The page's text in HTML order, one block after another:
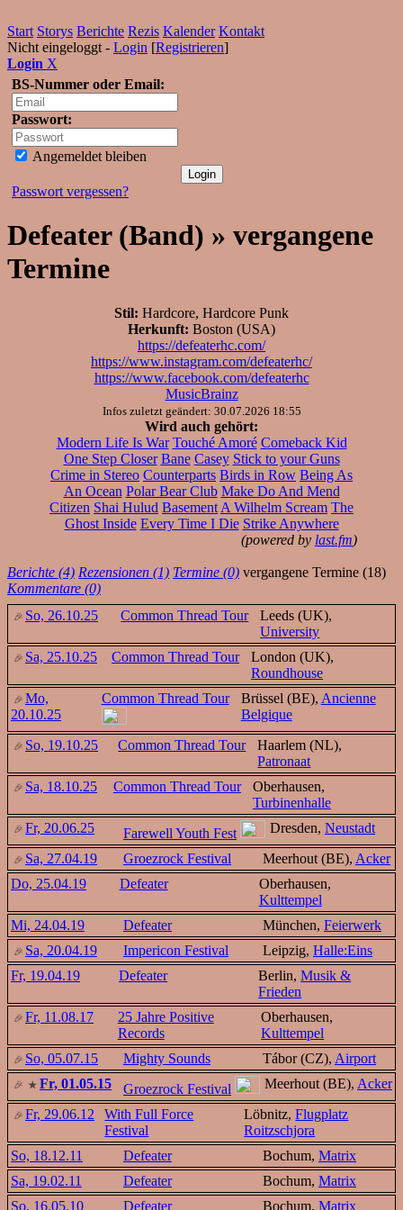
Start Storys Berichte Rezis Kalender Kontakt
Nicht eingeloggt - Login [Registrieren]
Login X
BS-Nummer oder Email:
Passwort:
Angemeldet bleiben
Passwort vergessen?
Defeater (Band) » vergangene
Termine
Stil: Hardcore, Hardcore Punk
Herkunft: Boston (USA)
https://defeaterhc.com/
https://www.instagram.com/defeaterhc/
https://www.facebook.com/defeaterhc
MusicBrainz
Infos zuletzt geändert: 30.07.2026 18:55
Wird auch gehört:
Modern Life Is War Touché Amoré Comeback Kid
One Step Closer Bane Casey Stick to your Guns
Crime in Stereo Counterparts Birds in Row Being As
An Ocean Polar Bear Club Make Do And Mend
Citizen Shai Hulud Basement A Wilhelm Scream The
Ghost Inside Every Time I Die Strike Anywhere
(powered by last.fm)
Berichte (4) Rezensionen (1) Termine (0) vergangene Termine (18)
Kommentare (0)
So, 26.10.25
Common Thread Tour
Leeds (UK),
University
Sa, 25.10.25
Common Thread Tour
London (UK),
Roundhouse
Mo,
20.10.25
Common Thread Tour Brüssel (BE), Ancienne
Belgique
So, 19.10.25
Common Thread Tour
Haarlem (NL),
Patronaat
Sa, 18.10.25
Common Thread Tour
Oberhausen,
Turbinenhalle
Fr, 20.06.25
Farewell Youth Fest Dresden, Neustadt
Sa, 27.04.19
Groezrock Festival Meerhout (BE), Acker
Do, 25.04.19
Defeater
Oberhausen,
Kulttempel
Mi, 24.04.19
Defeater München, Feierwerk
Sa, 20.04.19
Impericon Festival Leipzig, Halle:Eins
Fr, 19.04.19
Defeater Berlin,Musik &
Frieden
Fr, 11.08.17
25 Jahre Positive
Records
Oberhausen,
Kulttempel
So, 05.07.15
Mighty Sounds Tábor (CZ), Airport
Fr, 01.05.15
Groezrock Festival Meerhout (BE), Acker
Fr, 29.06.12
With Full Force
Festival
Löbnitz,Flugplatz
Roitzschjora
So, 18.12.11
Defeater Bochum, Matrix
Sa, 19.02.11
Defeater Bochum, Matrix
So, 16.05.10
Defeater Bochum, Matrix